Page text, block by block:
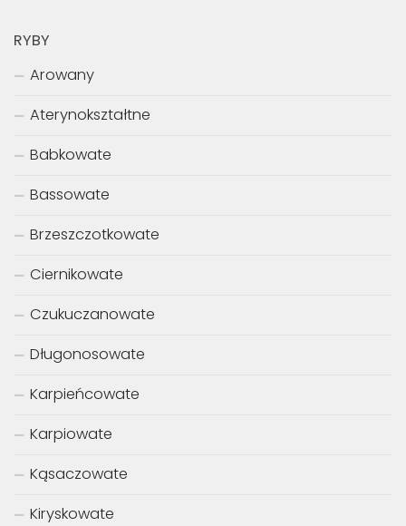
RYBY
Arowany
Aterynokształtne
Babkowate
Bassowate
Brzeszczotkowate
Ciernikowate
Czukuczanowate
Długonosowate
Karpieńcowate
Karpiowate
Kąsaczowate
Kiryskowate